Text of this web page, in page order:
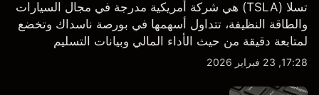
تسلا (TSLA) هي شركة أمريكية مدرجة في مجال السيارات
والطاقة النظيفة، تتداول أسهمها في بورصة ناسداك وتخضع
لمتابعة دقيقة من حيث الأداء المالي وبيانات التسليم
والتطورات في التكنولوجيا والتصنيع. استكشف أهداف أسعار
17:28, 23 فبراير 2026